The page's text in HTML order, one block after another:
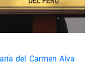
del Carmen Alva